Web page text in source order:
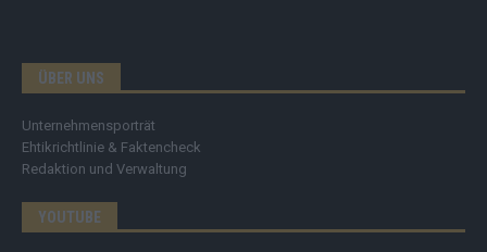
ÜBER UNS
Unternehmensporträt
Ehtikrichtlinie & Faktencheck
Redaktion und Verwaltung
YOUTUBE